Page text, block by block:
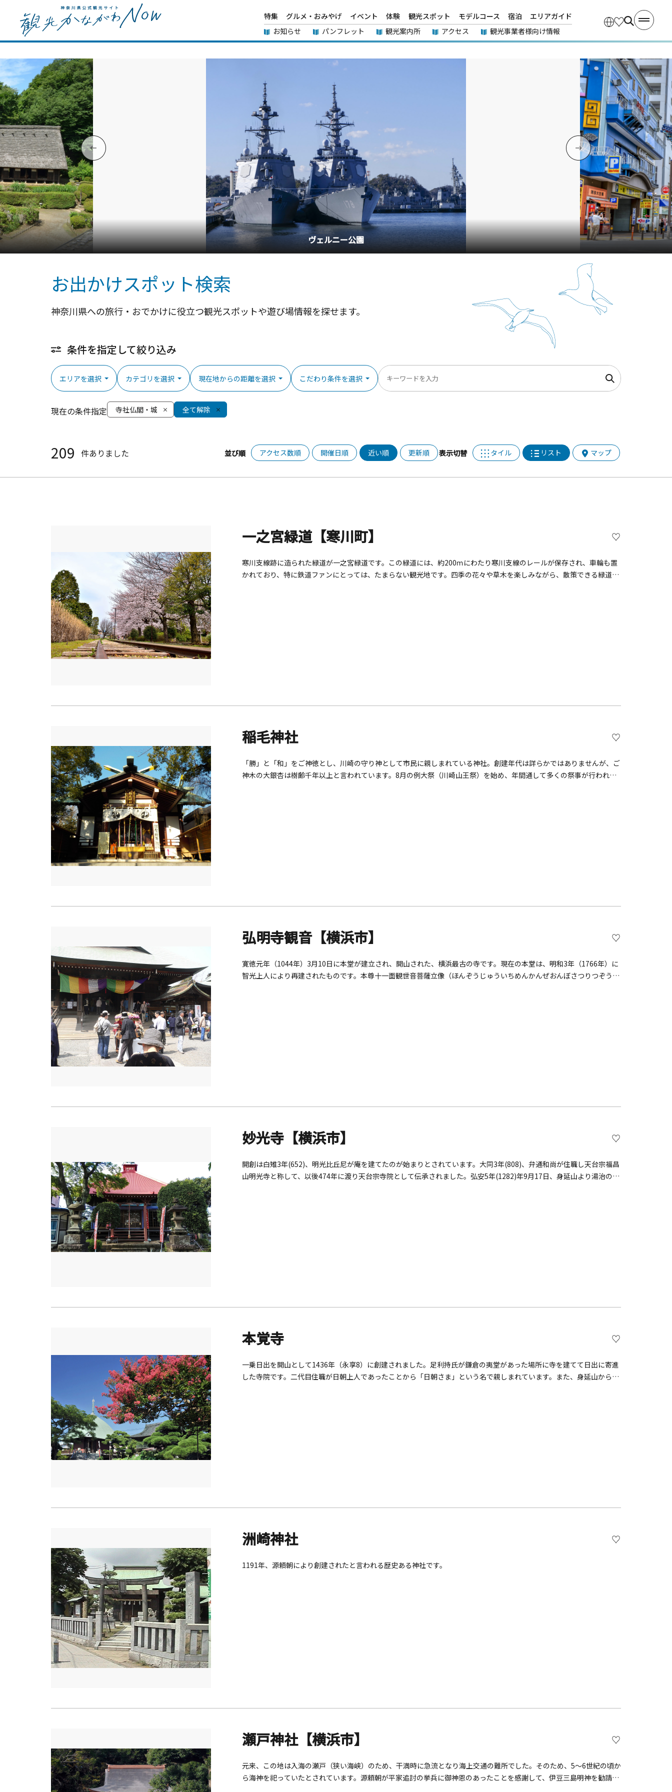
特集 グルメ・おみやげ イベント 体験 観光スポット モデルコース 宿泊
エリアガイド
お知らせ
パンフレット 観光案内所 アクセス 観光事業者様向け情報
ヴェルニー公園
お出かけスポット検索
神奈川県への旅行・おでかけに役立つ観光スポットや遊び場情報を探せます。
条件を指定して絞り込み
エリアを選択 カテゴリを選択 現在地からの距離を選択 こだわり条件を選択
現在の条件指定 寺社仏閣・城 全て解除
209 件ありました 並び順 アクセス数順 開催日順 近い順 更新順 表示切替 タイル リスト マップ
一之宮緑道【寒川町】
寒川支線跡に造られた緑道が一之宮緑道です。この緑道には、約200ｍにわたり寒川支線のレールが保存され、車輪も置
かれており、特に鉄道ファンにとっては、たまらない観光地です。四季の花々や草木を楽しみながら、散策できる緑道で
稲毛神社
「勝」と「和」をご神徳とし、川崎の守り神として市民に親しまれている神社。創建年代は詳らかではありませんが、ご
神木の大銀杏は樹齢千年以上と言われています。8月の例大祭（川崎山王祭）を始め、年間通して多くの祭事が行われま
弘明寺観音【横浜市】
寛徳元年（1044年）3月10日に本堂が建立され、開山された、横浜最古の寺です。現在の本堂は、明和3年（1766年）に
智光上人により再建されたものです。本尊十一面観世音菩薩立像（ほんぞうじゅういちめんかんぜおんぼさつりつぞう）
妙光寺【横浜市】
開創は白雉3年(652)、明光比丘尼が庵を建てたのが始まりとされています。大同3年(808)、弁通和尚が住職し天台宗福昌
山明光寺と称して、以後474年に渡り天台宗寺院として伝承されました。弘安5年(1282)年9月17日、身延山より湯治のた
本覚寺
一乗日出を開山として1436年（永享8）に創建されました。足利持氏が鎌倉の夷堂があった場所に寺を建てて日出に寄進
した寺院です。二代目住職が日朝上人であったことから「日朝さま」という名で親しまれています。また、身延山から日
洲崎神社
1191年、源頼朝により創建されたと言われる歴史ある神社です。
瀬戸神社【横浜市】
元来、この地は入海の瀬戸（狭い海峡）のため、干満時に急流となり海上交通の難所でした。そのため、5〜6世紀の頃か
ら海神を祀っていたとされています。源頼朝が平家追討の挙兵に御神恩のあったことを感謝して、伊豆三島明神を勧請し